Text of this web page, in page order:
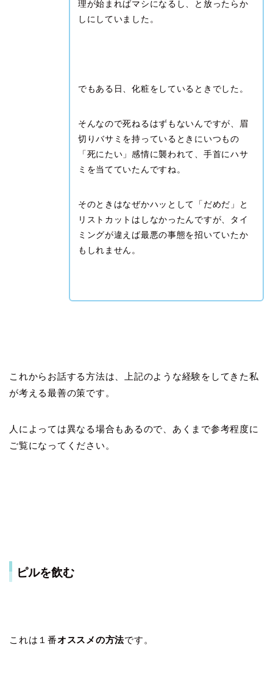
理が始まればマシになるし、と放ったらか
しにしていました。
でもある日、化粧をしているときでした。
そんなので死ねるはずもないんですが、眉
切りバサミを持っているときにいつもの
「死にたい」感情に襲われて、手首にハサ
ミを当てていたんですね。
そのときはなぜかハッとして「だめだ」と
リストカットはしなかったんですが、タイ
ミングが違えば最悪の事態を招いていたか
もしれません。
これからお話する方法は、上記のような経験をしてきた私
が考える最善の策です。
人によっては異なる場合もあるので、あくまで参考程度に
ご覧になってください。
ピルを飲む
これは１番オススメの方法です。